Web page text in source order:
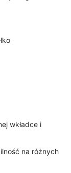
wkładce i
na różnych